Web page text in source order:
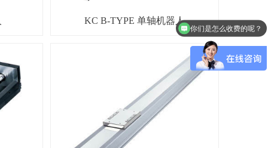
KC B-TYPE 单轴机器人
你们是怎么收费的呢？